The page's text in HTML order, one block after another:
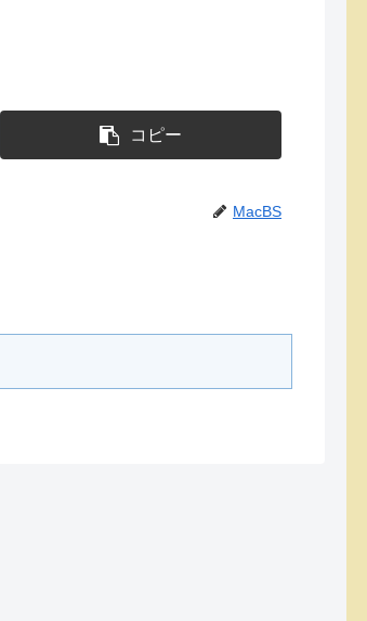
コピー
MacBS